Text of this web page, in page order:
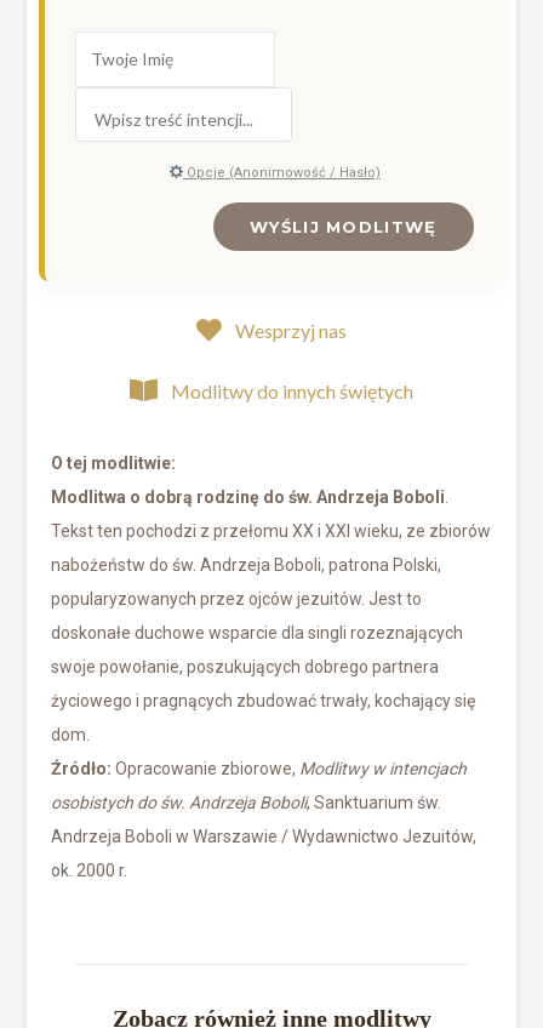
Opcje (Anonimowość / Hasło)
WYŚLIJ MODLITWĘ
Wesprzyj nas
Modlitwy do innych świętych
O tej modlitwie:
Modlitwa o dobrą rodzinę do św. Andrzeja Boboli
Tekst ten pochodzi z przełomu XX i XXI wieku, ze zbiorów
nabożeństw do św. Andrzeja Boboli, patrona Polski,
popularyzowanych przez ojców jezuitów. Jest to
doskonałe duchowe wsparcie dla singli rozeznających
swoje powołanie, poszukujących dobrego partnera
życiowego i pragnących zbudować trwały, kochający się
dom.
Źródło: Opracowanie zbiorowe, Modlitwy w intencjach
osobistych do św. Andrzeja Boboli, Sanktuarium św.
Andrzeja Boboli w Warszawie / Wydawnictwo Jezuitów,
ok. 2000 r.
Zobacz również inne modlitwy